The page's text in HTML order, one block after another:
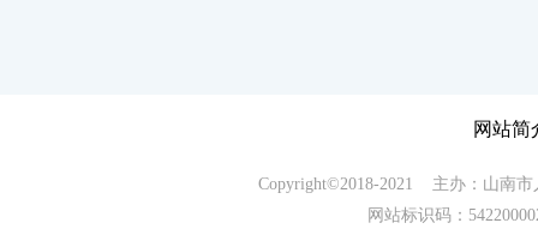
网站简
Copyright©2018-2021 主办：山南
网站标识码：